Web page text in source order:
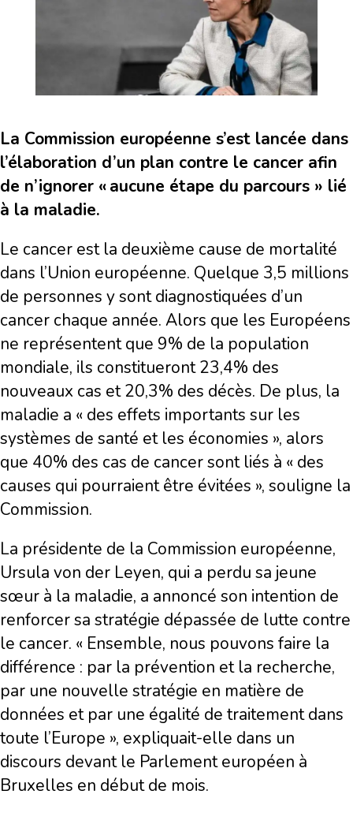
La Commission européenne s’est lancée dans
l’élaboration d’un plan contre le cancer afin
de n’ignorer « aucune étape du parcours » lié
à la maladie.
Le cancer est la deuxième cause de mortalité
dans l’Union européenne. Quelque 3,5 millions
de personnes y sont diagnostiquées d’un
cancer chaque année. Alors que les Européens
ne représentent que 9% de la population
mondiale, ils constitueront 23,4% des
nouveaux cas et 20,3% des décès. De plus, la
maladie a « des effets importants sur les
systèmes de santé et les économies », alors
que 40% des cas de cancer sont liés à « des
causes qui pourraient être évitées », souligne la
Commission.
La présidente de la Commission européenne,
Ursula von der Leyen, qui a perdu sa jeune
sœur à la maladie, a annoncé son intention de
renforcer sa stratégie dépassée de lutte contre
le cancer. « Ensemble, nous pouvons faire la
différence : par la prévention et la recherche,
par une nouvelle stratégie en matière de
données et par une égalité de traitement dans
toute l’Europe », expliquait-elle dans un
discours devant le Parlement européen à
Bruxelles en début de mois.